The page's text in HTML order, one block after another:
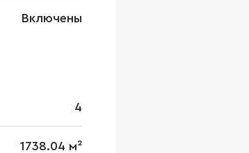
Включены
4
1738.04 м²